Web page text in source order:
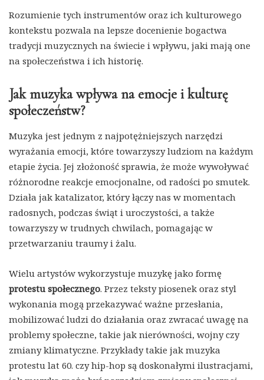
Rozumienie tych instrumentów oraz ich kulturowego
kontekstu pozwala na lepsze docenienie bogactwa
tradycji muzycznych na świecie i wpływu, jaki mają one
na społeczeństwa i ich historię.
Jak muzyka wpływa na emocje i kulturę
społeczeństw?
Muzyka jest jednym z najpotężniejszych narzędzi
wyrażania emocji, które towarzyszy ludziom na każdym
etapie życia. Jej złożoność sprawia, że może wywoływać
różnorodne reakcje emocjonalne, od radości po smutek.
Działa jak katalizator, który łączy nas w momentach
radosnych, podczas świąt i uroczystości, a także
towarzyszy w trudnych chwilach, pomagając w
przetwarzaniu traumy i żalu.
Wielu artystów wykorzystuje muzykę jako formę
protestu społecznego. Przez teksty piosenek oraz styl
wykonania mogą przekazywać ważne przesłania,
mobilizować ludzi do działania oraz zwracać uwagę na
problemy społeczne, takie jak nierówności, wojny czy
zmiany klimatyczne. Przykłady takie jak muzyka
protestu lat 60. czy hip-hop są doskonałymi ilustracjami,